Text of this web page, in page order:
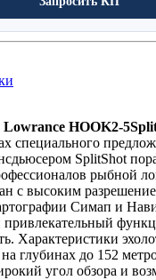
Lowrance HOOK2-5
специального
SplitShot
рыбной
с высоким
Симап и
привлекательный
Характеристики
глубинах до 152
угол обзора и